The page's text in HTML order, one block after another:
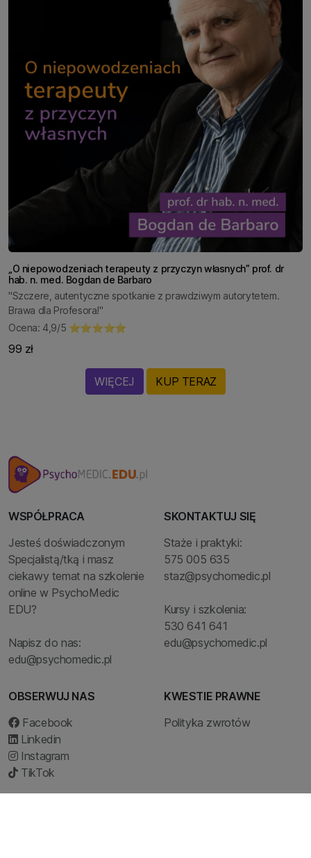
„O niepowodzeniach terapeuty z przyczyn własnych” prof. dr
hab. n. med. Bogdan de Barbaro
"Szczere, autentyczne spotkanie z prawdziwym autorytetem.
Brawa dla Profesora!"
Ocena: 4,9/5 ⭐⭐⭐⭐⭐
99 zł
WIĘCEJ KUP TERAZ
WSPÓŁPRACA
Jesteś doświadczonym
Specjalistą/tką i masz
ciekawy temat na szkolenie
online w PsychoMedic
EDU?
Napisz do nas:
edu@psychomedic.pl
SKONTAKTUJ SIĘ
Staże i praktyki:
575 005 635
staz@psychomedic.pl
Kursy i szkolenia:
530 641 641
edu@psychomedic.pl
OBSERWUJ NAS
Facebook
Linkedin
Instagram
TikTok
KWESTIE PRAWNE
Polityka zwrotów